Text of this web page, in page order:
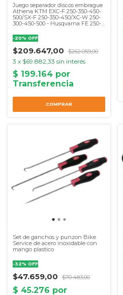
Juego separador discos embrague
Athena KTM EXC-F 250-350-450-
500/SX-F 250-350-450/XC-W 250-
300-450-500 - Husqvarna FE 250-
-20% OFF
$209.647,00 $262.059,00
3 x $69.882,33 sin interés
Set de ganchos y punzon Bike
Service de acero inoxidable con
mango plastico
-32% OFF
$47.659,00 $70.483,00